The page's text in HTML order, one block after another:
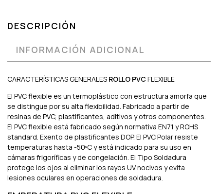
DESCRIPCIÓN
INFORMACIÓN ADICIONAL
CARACTERÍSTICAS GENERALES ROLLO PVC FLEXIBLE
El PVC flexible es un termoplástico con estructura amorfa que
se distingue por su alta flexibilidad. Fabricado a partir de
resinas de PVC, plastificantes, aditivos y otros componentes.
El PVC flexible está fabricado según normativa EN71 y ROHS
standard. Exento de plastificantes DOP. El PVC Polar resiste
temperaturas hasta -50ºC y está indicado para su uso en
cámaras frigoríficas y de congelación. El Tipo Soldadura
protege los ojos al eliminar los rayos UV nocivos y evita
lesiones oculares en operaciones de soldadura.